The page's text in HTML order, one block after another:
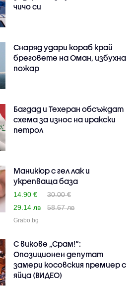
чичо си
Снаряд удари кораб край
бреговете на Оман, избухна
пожар
Багдад и Техеран обсъждат
схема за износ на иракски
петрол
Маникюр с гел лак и
укрепваща база
14.90 €
30.00 €
29.14 лв
58.67 лв
Grabo.bg
С викове „Срам!“:
Опозиционен депутат
замери косовския премиер с
яйца (ВИДЕО)